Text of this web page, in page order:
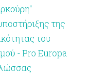
της
του
- Pro Europa